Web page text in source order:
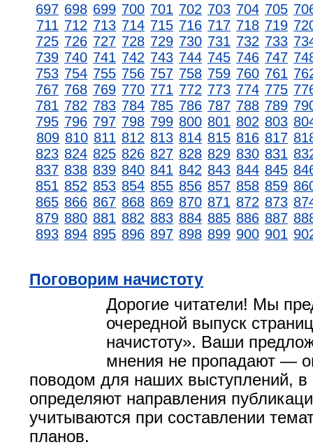
697 698 699 700 701 702 703 704 705
711 712 713 714 715 716 717 718 719
725 726 727 728 729 730 731 732 733
739 740 741 742 743 744 745 746 747
753 754 755 756 757 758 759 760 761
767 768 769 770 771 772 773 774 775
781 782 783 784 785 786 787 788 789
795 796 797 798 799 800 801 802 803
809 810 811 812 813 814 815 816 817
823 824 825 826 827 828 829 830 831
837 838 839 840 841 842 843 844 845
851 852 853 854 855 856 857 858 859
865 866 867 868 869 870 871 872 873
879 880 881 882 883 884 885 886 887
893 894 895 896 897 898 899 900 901
Поговорим начистоту
Дорогие читатели! Мы
очередной выпуск
начистоту». Ваши
мнения не пропадают —
поводом для наших выступлений,
определяют направления
учитываются при составлении
планов.